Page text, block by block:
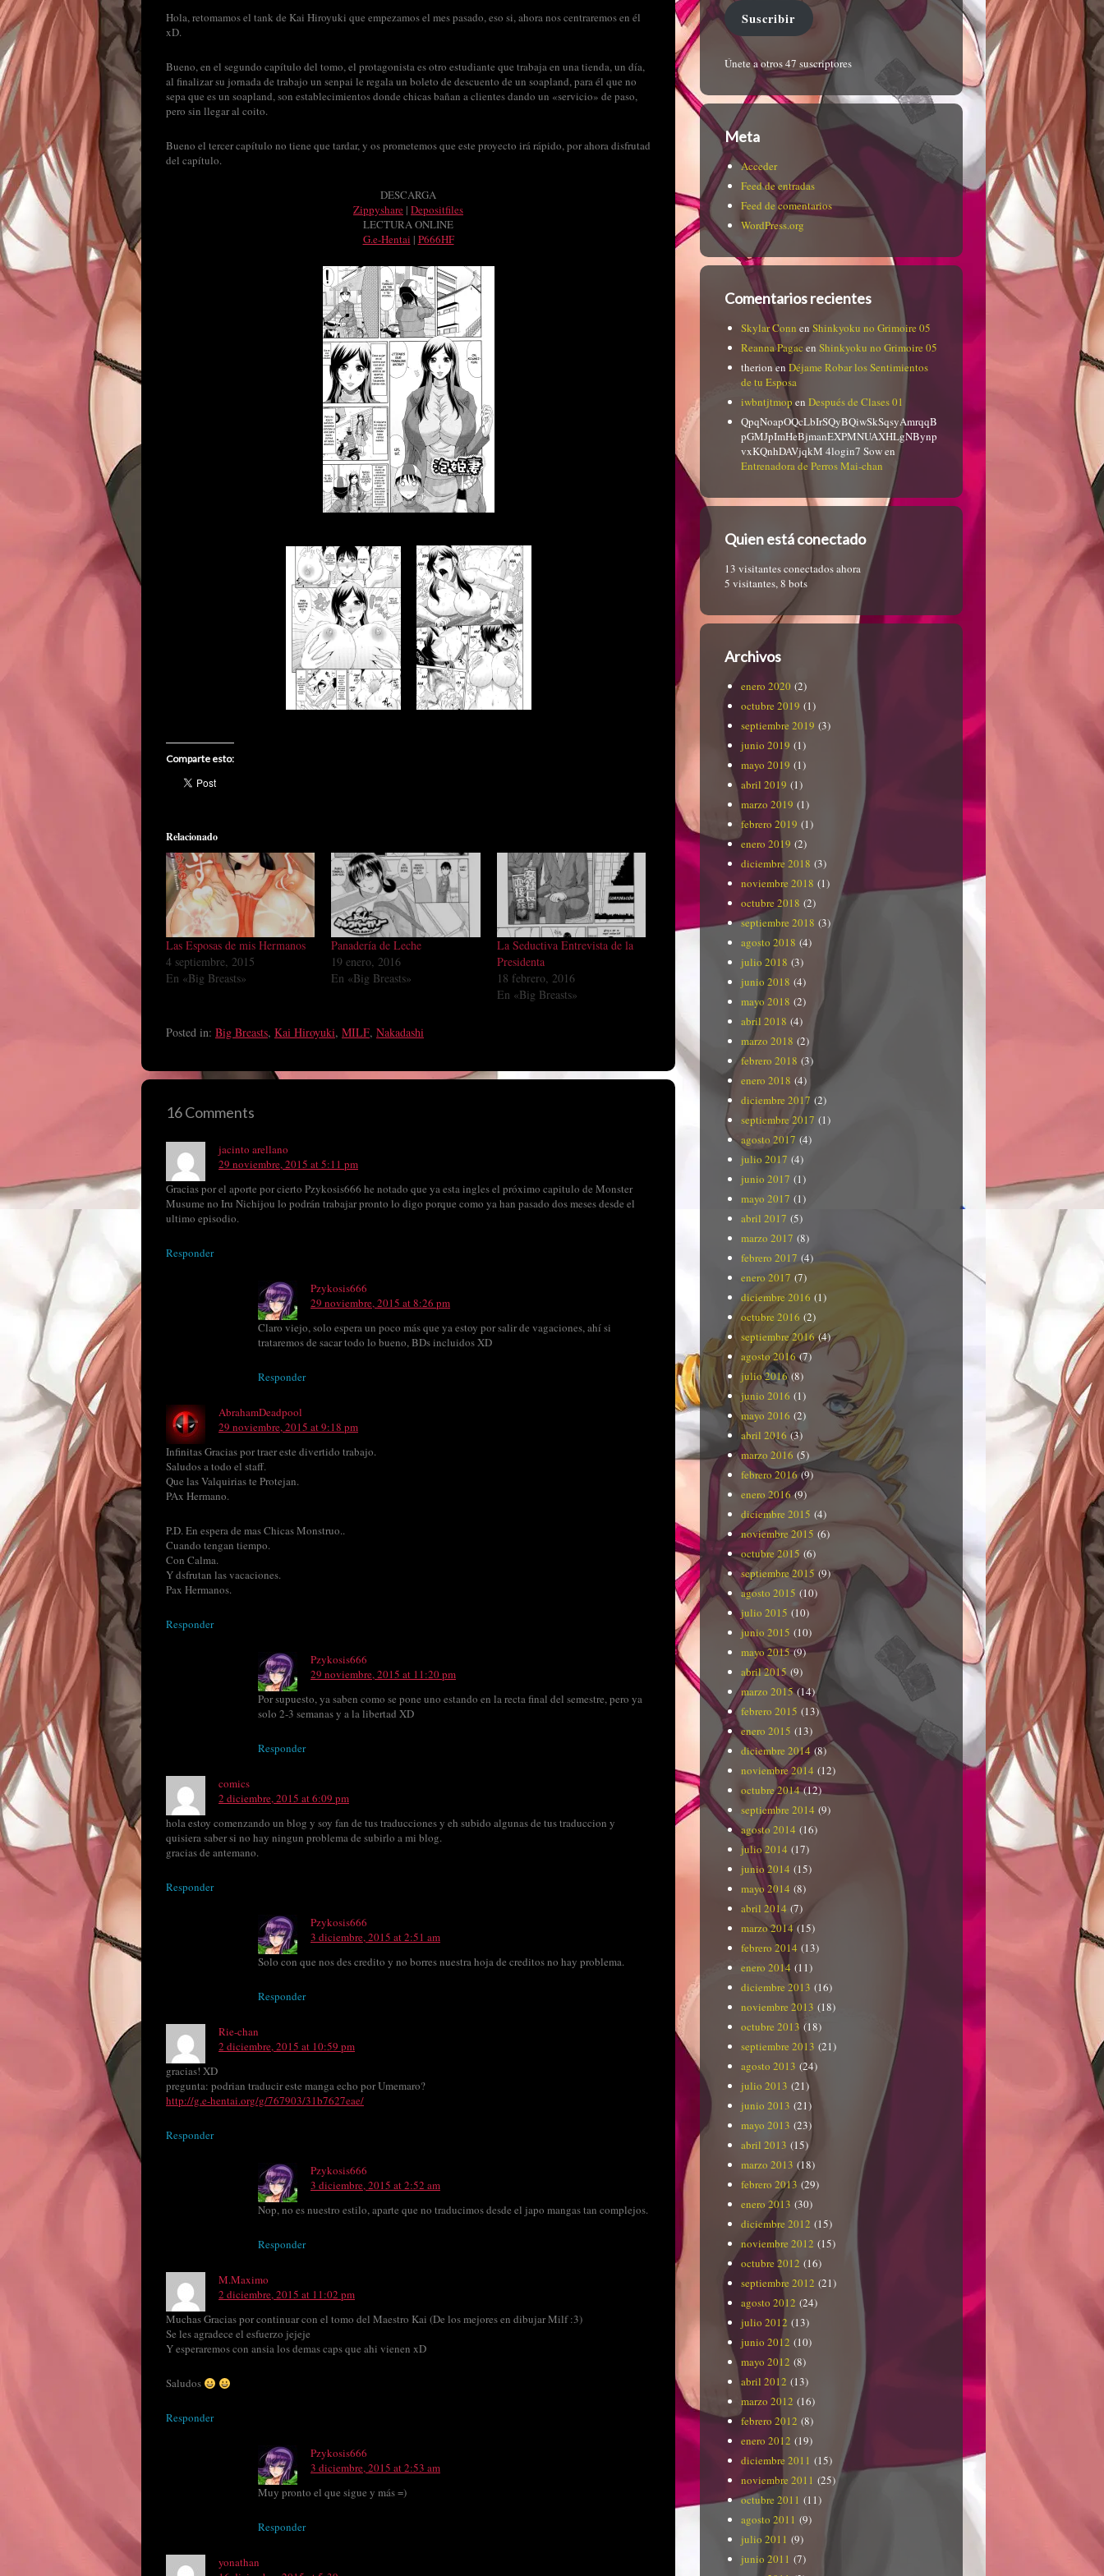
Hola, retomamos el tank de Kai Hiroyuki que empezamos el mes pasado, eso si, ahora nos centraremos en él
xD.
Bueno, en el segundo capítulo del tomo, el protagonista es otro estudiante que trabaja en una tienda, un día,
al finalizar su jornada de trabajo un senpai le regala un boleto de descuento de un soapland, para él que no
sepa que es un soapland, son establecimientos donde chicas bañan a clientes dando un «servicio» de paso,
pero sin llegar al coito.
Bueno el tercer capítulo no tiene que tardar, y os prometemos que este proyecto irá rápido, por ahora disfrutad
del capítulo.
DESCARGA
Zippyshare | Depositfiles
LECTURA ONLINE
G.e-Hentai | P666HF
Comparte esto:
Relacionado
Las Esposas de mis Hermanos
4 septiembre, 2015
En «Big Breasts»
Panadería de Leche
19 enero, 2016
En «Big Breasts»
La Seductiva Entrevista de la
Presidenta
18 febrero, 2016
En «Big Breasts»
Posted in: Big Breasts, Kai Hiroyuki, MILF, Nakadashi
16 Comments
jacinto arellano
29 noviembre, 2015 at 5:11 pm
Gracias por el aporte por cierto Pzykosis666 he notado que ya esta ingles el próximo capitulo de Monster
Musume no Iru Nichijou lo podrán trabajar pronto lo digo porque como ya han pasado dos meses desde el
ultimo episodio.
Responder
Pzykosis666
29 noviembre, 2015 at 8:26 pm
Claro viejo, solo espera un poco más que ya estoy por salir de vagaciones, ahí si
trataremos de sacar todo lo bueno, BDs incluidos XD
Responder
AbrahamDeadpool
29 noviembre, 2015 at 9:18 pm
Infinitas Gracias por traer este divertido trabajo.
Saludos a todo el staff.
Que las Valquirias te Protejan.
PAx Hermano.
P.D. En espera de mas Chicas Monstruo..
Cuando tengan tiempo.
Con Calma.
Y dsfrutan las vacaciones.
Pax Hermanos.
Responder
Pzykosis666
29 noviembre, 2015 at 11:20 pm
Por supuesto, ya saben como se pone uno estando en la recta final del semestre, pero ya
solo 2-3 semanas y a la libertad XD
Responder
comics
2 diciembre, 2015 at 6:09 pm
hola estoy comenzando un blog y soy fan de tus traducciones y eh subido algunas de tus traduccion y
quisiera saber si no hay ningun problema de subirlo a mi blog.
gracias de antemano.
Responder
Pzykosis666
3 diciembre, 2015 at 2:51 am
Solo con que nos des credito y no borres nuestra hoja de creditos no hay problema.
Responder
Rie-chan
2 diciembre, 2015 at 10:59 pm
gracias! XD
pregunta: podrian traducir este manga echo por Umemaro?
http://g.e-hentai.org/g/767903/31b7627eae/
Responder
Pzykosis666
3 diciembre, 2015 at 2:52 am
Nop, no es nuestro estilo, aparte que no traducimos desde el japo mangas tan complejos.
Responder
M.Maximo
2 diciembre, 2015 at 11:02 pm
Muchas Gracias por continuar con el tomo del Maestro Kai (De los mejores en dibujar Milf :3)
Se les agradece el esfuerzo jejeje
Y esperaremos con ansia los demas caps que ahi vienen xD
Saludos
Responder
Pzykosis666
3 diciembre, 2015 at 2:53 am
Muy pronto el que sigue y más =)
Responder
yonathan
Suscribir
Únete a otros 47 suscriptores
Meta
Acceder
Feed de entradas
Feed de comentarios
WordPress.org
Comentarios recientes
Skylar Conn en Shinkyoku no Grimoire 05
Reanna Pagac en Shinkyoku no Grimoire 05
therionen Déjame Robar los Sentimientos
de tu Esposa
iwbntjtmop en Después de Clases 01
QpqNoapOQcLbIrSQyBQiwSkSqsyAmrqqB
pGMJpImHeBjmanEXPMNUAXHLgNBynp
vxKQnhDAVjqkM 4login7 Sowen
Entrenadora de Perros Mai-chan
Quien está conectado
13 visitantes conectados ahora
5 visitantes,8 bots
Archivos
enero 2020 (2)
octubre 2019 (1)
septiembre 2019 (3)
junio 2019 (1)
mayo 2019 (1)
abril 2019 (1)
marzo 2019 (1)
febrero 2019 (1)
enero 2019 (2)
diciembre 2018 (3)
noviembre 2018 (1)
octubre 2018 (2)
septiembre 2018 (3)
agosto 2018 (4)
julio 2018 (3)
junio 2018 (4)
mayo 2018 (2)
abril 2018 (4)
marzo 2018 (2)
febrero 2018 (3)
enero 2018 (4)
diciembre 2017 (2)
septiembre 2017 (1)
agosto 2017 (4)
julio 2017 (4)
junio 2017 (1)
mayo 2017 (1)
abril 2017 (5)
marzo 2017 (8)
febrero 2017 (4)
enero 2017 (7)
diciembre 2016 (1)
octubre 2016 (2)
septiembre 2016(4)
agosto 2016(7)
julio 2016(8)
junio 2016 (1)
mayo 2016 (2)
abril 2016 (3)
marzo 2016 (5)
febrero 2016(9)
enero 2016(9)
diciembre 2015 (4)
noviembre 2015 (6)
octubre 2015 (6)
septiembre 2015 (9)
agosto 2015 (10)
julio 2015 (10)
junio 2015 (10)
mayo 2015(9)
abril 2015 (9)
marzo 2015(14)
febrero 2015 (13)
enero 2015 (13)
diciembre 2014 (8)
noviembre 2014 (12)
octubre 2014(12)
septiembre 2014 (9)
agosto 2014 (16)
julio 2014 (17)
junio 2014 (15)
mayo 2014 (8)
abril 2014 (7)
marzo 2014 (15)
febrero 2014 (13)
enero 2014 (11)
diciembre 2013 (16)
noviembre 2013 (18)
octubre 2013 (18)
septiembre 2013 (21)
agosto 2013 (24)
julio 2013 (21)
junio 2013 (21)
mayo 2013 (23)
abril 2013 (15)
marzo 2013 (18)
febrero 2013 (29)
enero 2013 (30)
diciembre 2012 (15)
noviembre 2012 (15)
octubre 2012 (16)
septiembre 2012 (21)
agosto 2012 (24)
julio 2012 (13)
junio 2012 (10)
mayo 2012 (8)
abril 2012 (13)
marzo 2012 (16)
febrero 2012 (8)
enero 2012 (19)
diciembre 2011 (15)
noviembre 2011 (25)
octubre 2011 (11)
agosto 2011 (9)
julio 2011 (9)
junio 2011 (7)